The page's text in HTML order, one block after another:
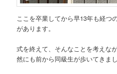
ここを卒業してから早13年も経
があります。
式を終えて、そんなことを考えな
然にも前から同級生が歩いてきまし